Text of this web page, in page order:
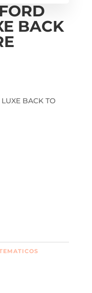
BACK
BACK TO